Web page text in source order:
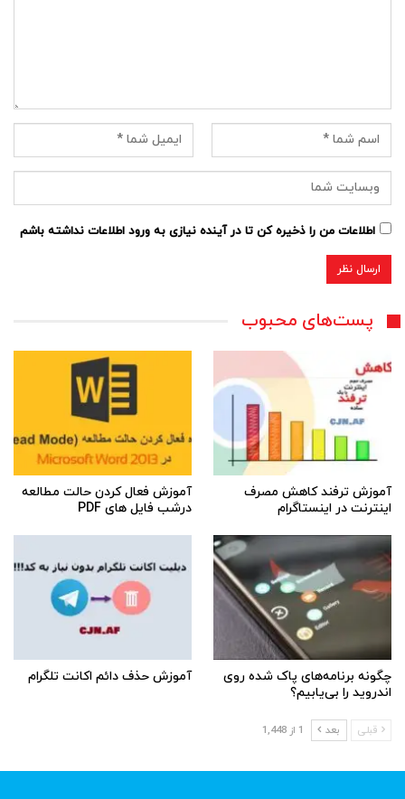
اطلاعات من را ذخیره کن تا در آینده نیازی به ورود اطلاعات نداشته باشم
پست‌های محبوب
آموزش ترفند کاهش مصرف
اینترنت در اینستاگرام
آموزش فعال کردن حالت مطالعه
درشب فایل های PDF
چگونه برنامه‌های پاک شده روی
اندروید را بی‌یابیم؟
آموزش حذف دائم اکانت تلگرام
قبلی بعد 1 از 1,448